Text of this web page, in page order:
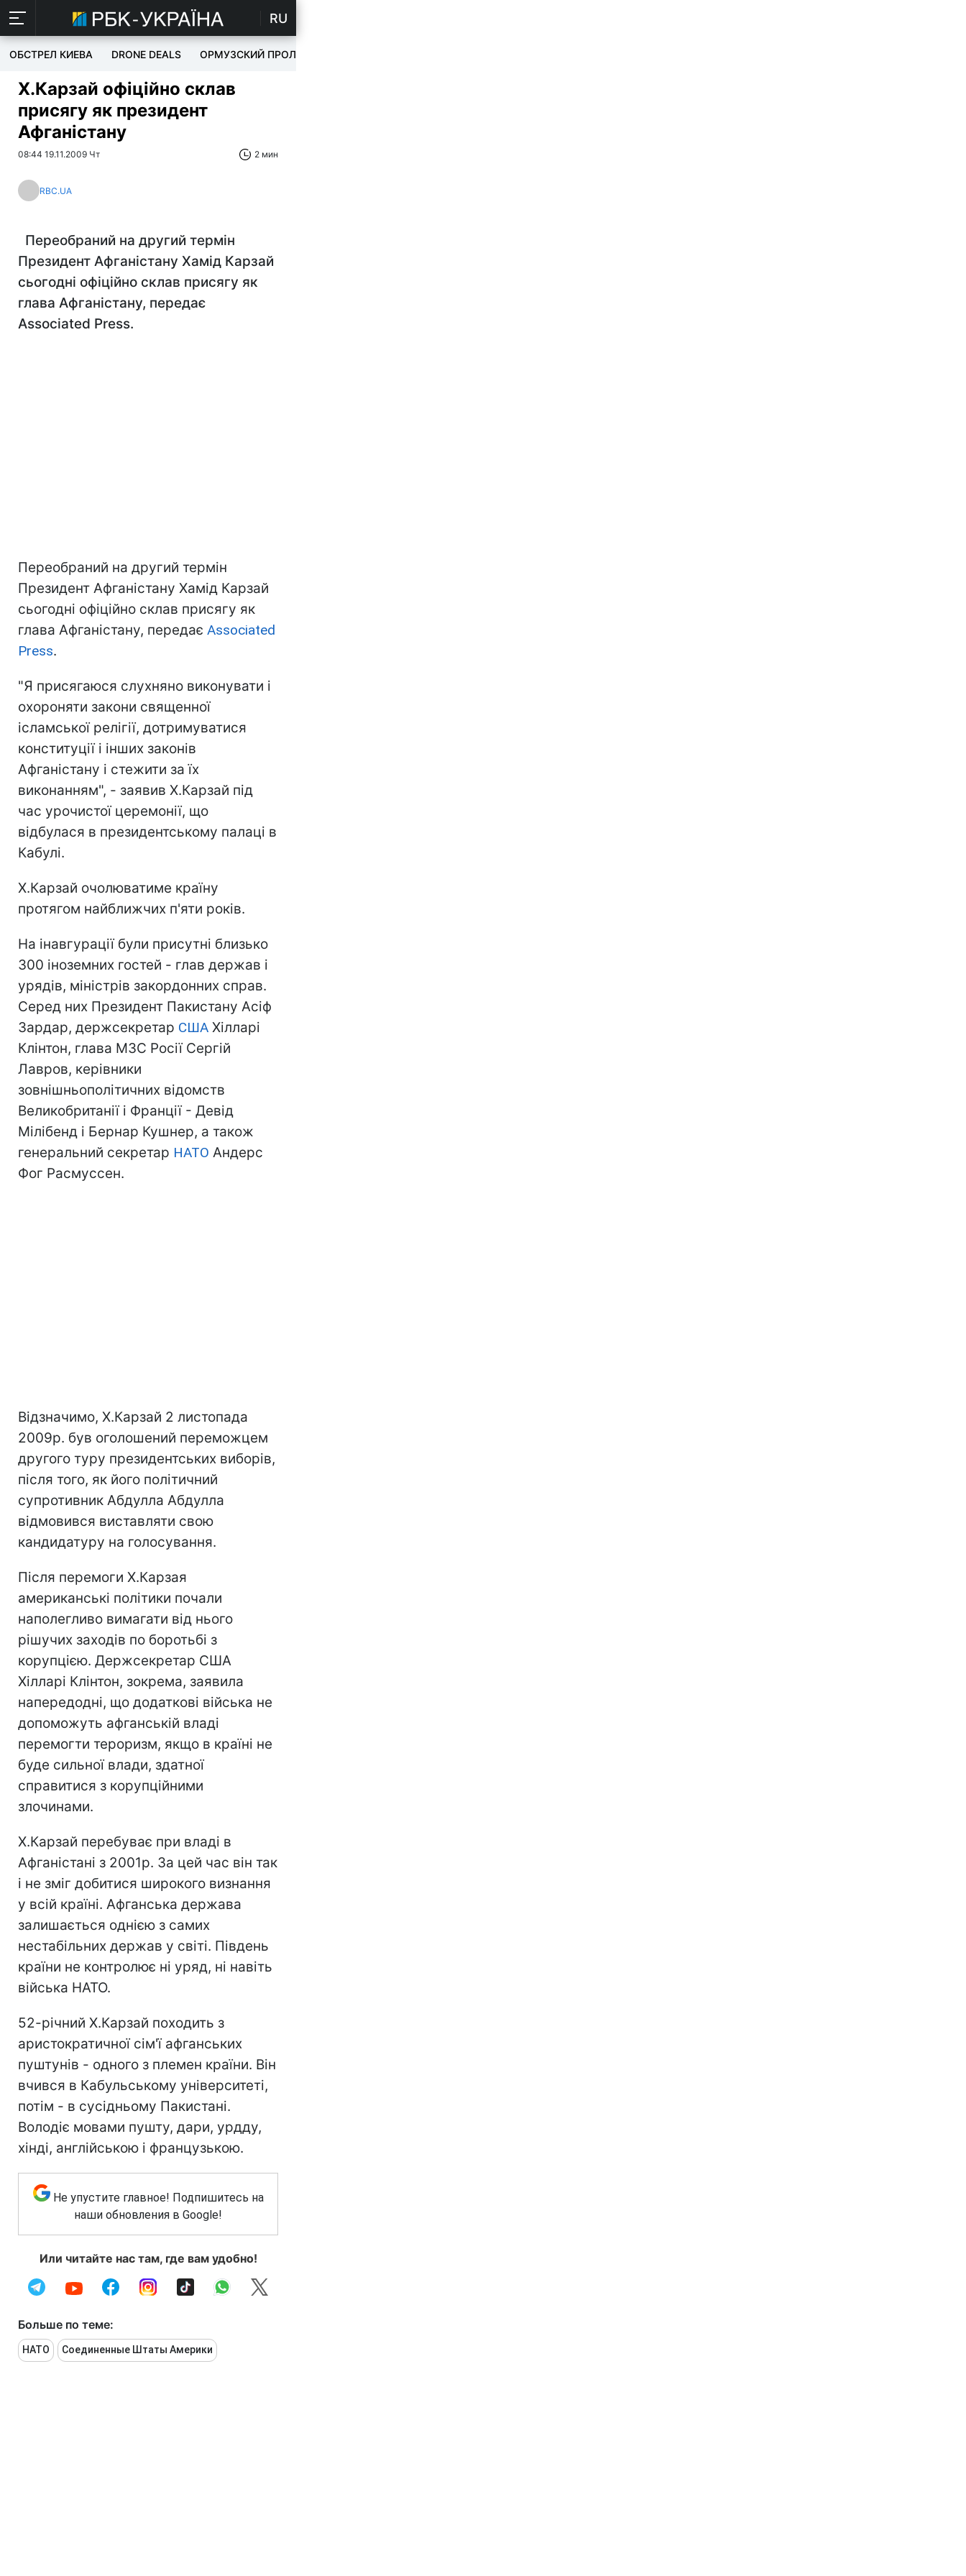
RU
ОБСТРЕЛ КИЕВА DRONE DEALS ОРМУЗСКИЙ ПРОЛИВ
Х.Карзай офіційно склав
присягу як президент
Афганістану
08:44 19.11.2009 Чт 2 мин
RBC.UA
Переобраний на другий термін
Президент Афганістану Хамід Карзай
сьогодні офіційно склав присягу як
глава Афганістану, передає
Associated Press.
Переобраний на другий термін
Президент Афганістану Хамід Карзай
сьогодні офіційно склав присягу як
глава Афганістану, передає Associated
Press.
"Я присягаюся слухняно виконувати і
охороняти закони священної
ісламської релігії, дотримуватися
конституції і інших законів
Афганістану і стежити за їх
виконанням", - заявив Х.Карзай під
час урочистої церемонії, що
відбулася в президентському палаці в
Кабулі.
Х.Карзай очолюватиме країну
протягом найближчих п'яти років.
На інавгурації були присутні близько
300 іноземних гостей - глав держав і
урядів, міністрів закордонних справ.
Серед них Президент Пакистану Асіф
Зардар, держсекретар США Хілларі
Клінтон, глава МЗС Росії Сергій
Лавров, керівники
зовнішньополітичних відомств
Великобританії і Франції - Девід
Мілібенд і Бернар Кушнер, а також
генеральний секретар НАТО Андерс
Фог Расмуссен.
Відзначимо, Х.Карзай 2 листопада
2009р. був оголошений переможцем
другого туру президентських виборів,
після того, як його політичний
супротивник Абдулла Абдулла
відмовився виставляти свою
кандидатуру на голосування.
Після перемоги Х.Карзая
американські політики почали
наполегливо вимагати від нього
рішучих заходів по боротьбі з
корупцією. Держсекретар США
Хілларі Клінтон, зокрема, заявила
напередодні, що додаткові війська не
допоможуть афганській владі
перемогти тероризм, якщо в країні не
буде сильної влади, здатної
справитися з корупційними
злочинами.
Х.Карзай перебуває при владі в
Афганістані з 2001р. За цей час він так
і не зміг добитися широкого визнання
у всій країні. Афганська держава
залишається однією з самих
нестабільних держав у світі. Південь
країни не контролює ні уряд, ні навіть
війська НАТО.
52-річний Х.Карзай походить з
аристократичної сім'ї афганських
пуштунів - одного з племен країни. Він
вчився в Кабульському університеті,
потім - в сусідньому Пакистані.
Володіє мовами пушту, дари, урдду,
хінді, англійською і французькою.
Не упустите главное! Подпишитесь на
наши обновления в Google!
Или читайте нас там, где вам удобно!
Больше по теме:
НАТО Соединенные Штаты Америки